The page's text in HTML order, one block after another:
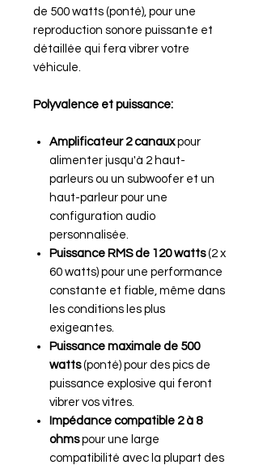
de 500 watts (ponté), pour une
reproduction sonore puissante et
détaillée qui fera vibrer votre
véhicule.
Polyvalence et puissance:
Amplificateur 2 canauxpour
alimenter jusqu'à 2 haut-
parleurs ou un subwoofer et un
haut-parleur pour une
configuration audio
personnalisée.
Puissance RMS de 120 watts(2 x
60 watts) pour une performance
constante et fiable, même dans
les conditions les plus
exigeantes.
Puissance maximale de 500
watts(ponté) pour des pics de
puissance explosive qui feront
vibrer vos vitres.
Impédance compatible 2 à 8
ohmspour une large
compatibilité avec la plupart des